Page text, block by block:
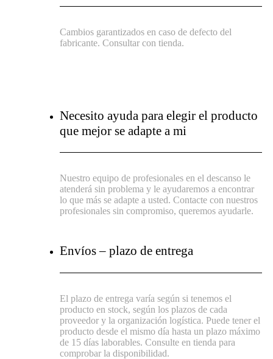
Cambios garantizados en caso de defecto del
fabricante. Consultar con tienda.
Necesito ayuda para elegir el producto
que mejor se adapte a mi
Nuestro equipo de profesionales en el descanso le
atenderá sin problema y le ayudaremos a encontrar
lo que más se adapte a usted. Contacte con nuestros
profesionales sin compromiso, queremos ayudarle.
Envíos – plazo de entrega
El plazo de entrega varía según si tenemos el
producto en stock, según los plazos de cada
proveedor y la organización logística. Puede tener el
producto desde el mismo día hasta un plazo máximo
de 15 días laborables. Consulte en tienda para
comprobar la disponibilidad.